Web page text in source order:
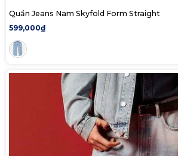
Quần Jeans Nam Skyfold Form Straight
599,000₫